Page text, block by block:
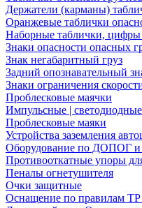
Держатели (карманы)
Оранжевые таблички
Наборные таблички, цифры
Знаки опасности опасных
Знак негабаритный груз
Задний опознавательный
Знаки ограничения
Проблесковые маячки
Импульсные |
Проблесковые маяки
Устройства заземления
Оборудование по ДОПОГ и
Противооткатные упоры
Пеналы огнетушителя
Очки защитные
Оснащение по правилам ТР